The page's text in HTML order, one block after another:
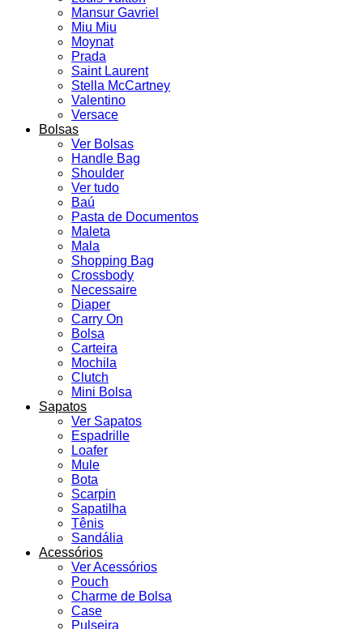
Mansur Gavriel
Miu Miu
Moynat
Prada
Saint Laurent
Stella McCartney
Valentino
Versace
Bolsas
Ver Bolsas
Handle Bag
Shoulder
Ver tudo
Baú
Pasta de Documentos
Maleta
Mala
Shopping Bag
Crossbody
Necessaire
Diaper
Carry On
Bolsa
Carteira
Mochila
Clutch
Mini Bolsa
Sapatos
Ver Sapatos
Espadrille
Loafer
Mule
Bota
Scarpin
Sapatilha
Tênis
Sandália
Acessórios
Ver Acessórios
Pouch
Charme de Bolsa
Case
Pulseira